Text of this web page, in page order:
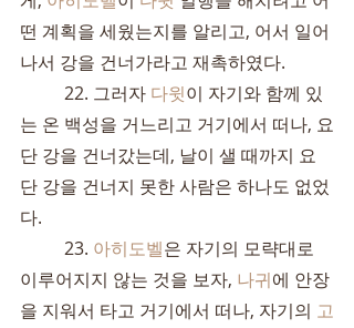
떤 계획을 세웠는지를 알리고, 어서 일어
나서 강을 건너가라고 재촉하였다.
	22. 그러자
다윗이 자기와 함께 있
는 온 백성을 거느리고 거기에서 떠나, 요
단 강을 건너갔는데, 날이 샐 때까지 요
단 강을 건너지 못한 사람은 하나도 없었
다.
	23.
아히도벨은 자기의 모략대로
이루어지지 않는 것을 보자, 나귀에 안장
을 지워서 타고 거기에서 떠나, 자기의 고